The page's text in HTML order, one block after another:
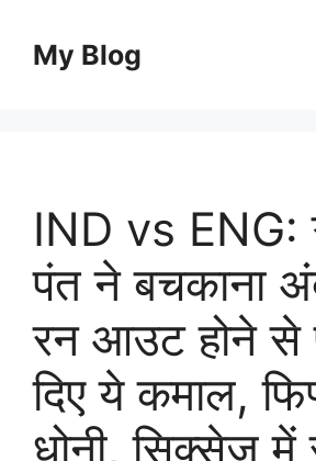
contentMy Blog
IND vs
पंत ने बचकाना
रन आउट होने से
दिए ये कमाल,
धोनी, सिक्सेज में